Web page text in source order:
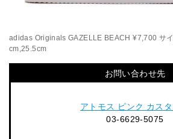
adidas Originals GAZELLE BEACH ¥7,700 サ
cm,25.5cm
お問い合わせ先
アトモス ピンク カス
03-6629-5075